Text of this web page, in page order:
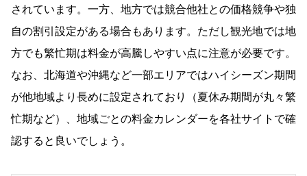
されています。一方、地方では競合他社との価格競争や独
自の割引設定がある場合もあります。ただし観光地では地
方でも繁忙期は料金が高騰しやすい点に注意が必要です。
なお、北海道や沖縄など一部エリアではハイシーズン期間
が他地域より長めに設定されており（夏休み期間が丸々繁
忙期など）、地域ごとの料金カレンダーを各社サイトで確
認すると良いでしょう。